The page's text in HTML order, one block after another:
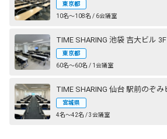
東京都
10名〜108名 / 6会議室
TIME SHARING 池袋 吉大ビル 3F
東京都
60名〜60名 / 1会議室
宮城県
4名〜42名 / 3会議室